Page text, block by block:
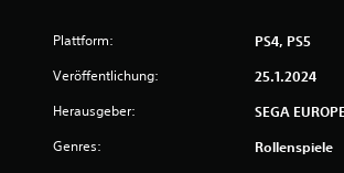
Plattform: PS4, PS5
Veröffentlichung: 25.1.2024
Herausgeber: SEGA
Genres: Rollenspiele